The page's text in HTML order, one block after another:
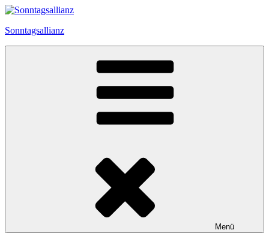
Zum
springen
Sonntagsallianz
Menü